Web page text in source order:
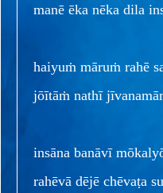
manē ēka nēka dila
haiyuṁ māruṁ rahē
jōītāṁ nathī
insāna banāvī
rahēvā dējē chēvaṭa